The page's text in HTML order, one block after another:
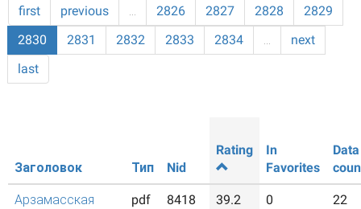
first previous … 2826 2827 2828
2829
2830
2831 2832 2833 2834 …
next
last
Заголовок Тип Nid
Rating
In
Favorites
Data
Арзамасская
pdf 8418 39.2 0 22